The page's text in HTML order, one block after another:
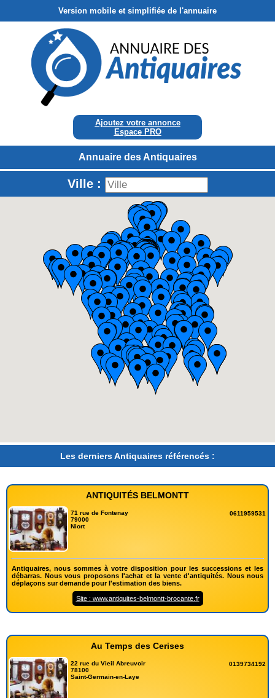
Version mobile et simplifiée de l'annuaire
Ajoutez votre annonce
Espace PRO
Annuaire des Antiquaires
Ville :
Les derniers Antiquaires référencés :
ANTIQUITÉS BELMONTT
71 rue de Fontenay
79000
Niort
0611959531
Antiquaires, nous sommes à votre disposition pour les successions et les
débarras. Nous vous proposons l'achat et la vente d'antiquités. Nous nous
déplaçons sur demande pour l'estimation des biens.
Site : www.antiquites-belmontt-brocante.fr
Au Temps des Cerises
22 rue du Vieil Abreuvoir
78100
Saint-Germain-en-Laye
0139734192